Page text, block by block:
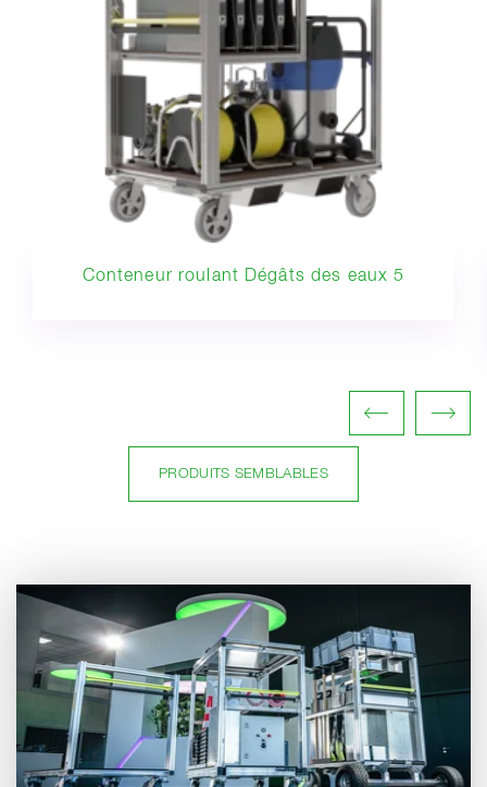
Conteneur roulant Dégâts des eaux 5
PRODUITS SEMBLABLES